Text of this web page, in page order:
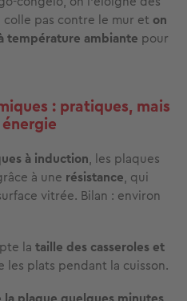
pas contre le mur et on
température ambiante pour
: pratiques, mais
à induction, les plaques
à une résistance, qui
vitrée. Bilan : environ
la taille des casseroles et
les plats pendant la cuisson.